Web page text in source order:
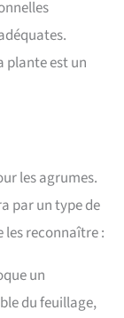
plante est un
les agrumes.
par un type de
les reconnaître :
un
du feuillage,